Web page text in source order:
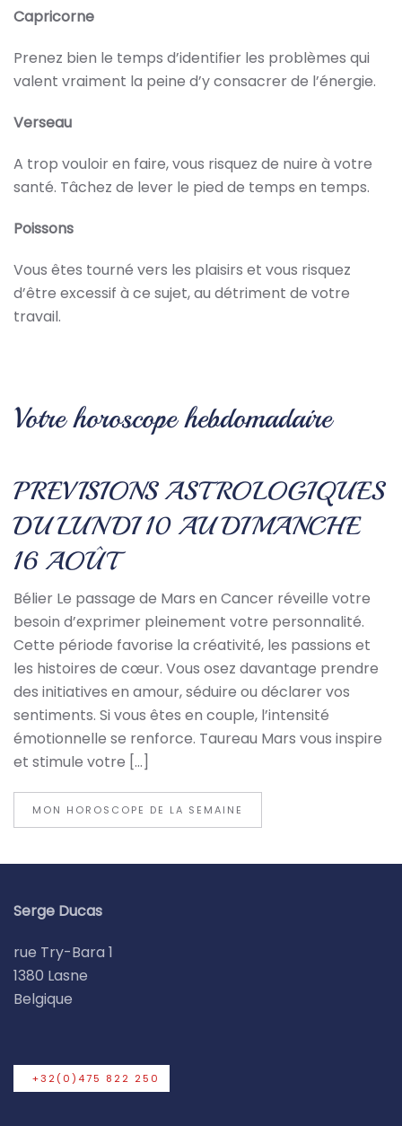
Capricorne
Prenez bien le temps d’identifier les problèmes qui
valent vraiment la peine d’y consacrer de l’énergie.
Verseau
A trop vouloir en faire, vous risquez de nuire à votre
santé. Tâchez de lever le pied de temps en temps.
Poissons
Vous êtes tourné vers les plaisirs et vous risquez
d’être excessif à ce sujet, au détriment de votre
travail.
Votre horoscope hebdomadaire
PREVISIONS ASTROLOGIQUES
DU LUNDI 10 AU DIMANCHE
16 AOÛT
Bélier Le passage de Mars en Cancer réveille votre
besoin d’exprimer pleinement votre personnalité.
Cette période favorise la créativité, les passions et
les histoires de cœur. Vous osez davantage prendre
des initiatives en amour, séduire ou déclarer vos
sentiments. Si vous êtes en couple, l’intensité
émotionnelle se renforce. Taureau Mars vous inspire
et stimule votre […]
MON HOROSCOPE DE LA SEMAINE
Serge Ducas
rue Try-Bara 1
1380 Lasne
Belgique
+32(0)475 822 250